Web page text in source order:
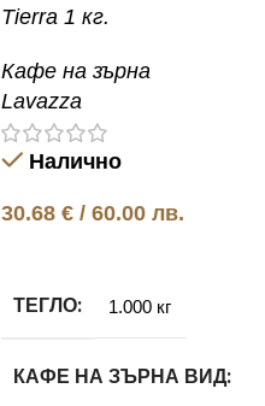
Tierra 1 кг.
Кафе на зърна
Lavazza
Налично
30.68 € / 60.00 лв.
ТЕГЛО 1.000 кг
КАФЕ НА ЗЪРНА ВИД